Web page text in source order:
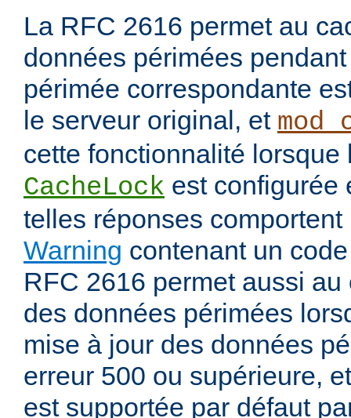
La RFC 2616 permet au
données périmées
périmée correspondante
le serveur original, et
cette fonctionnalité lorsque
CacheLock est configurée
telles réponses
Warning contenant un
RFC 2616 permet aussi
des données périmées
mise à jour des données
erreur 500 ou supérieure,
est supportée par défaut